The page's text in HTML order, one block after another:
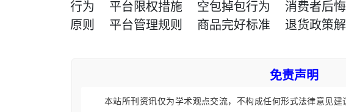
行为
平台限权措施 空包掉包行为 消费者后
原则
平台管理规则 商品完好标准 退货政策
免责声明
本站所刊资讯仅为学术观点交流，不构成任何形式法律意见